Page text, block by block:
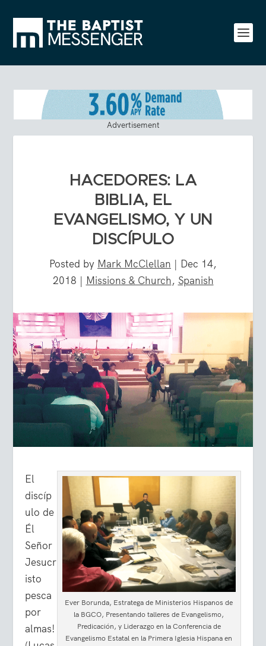
Advertisement
HACEDORES: LA
BIBLIA, EL
EVANGELISMO, Y UN
DISCÍPULO
Posted by Mark McClellan | Dec 14,
2018 | Missions & Church, Spanish
Ever Borunda, Estratega de Ministerios Hispanos de
la BGCO, Presentando talleres de Evangelismo,
Predicación, y Liderazgo en la Conferencia de
Evangelismo Estatal en la Primera Iglesia Hispana en
El
discíp
ulo de
Él
Señor
Jesucr
isto
pesca
por
almas!